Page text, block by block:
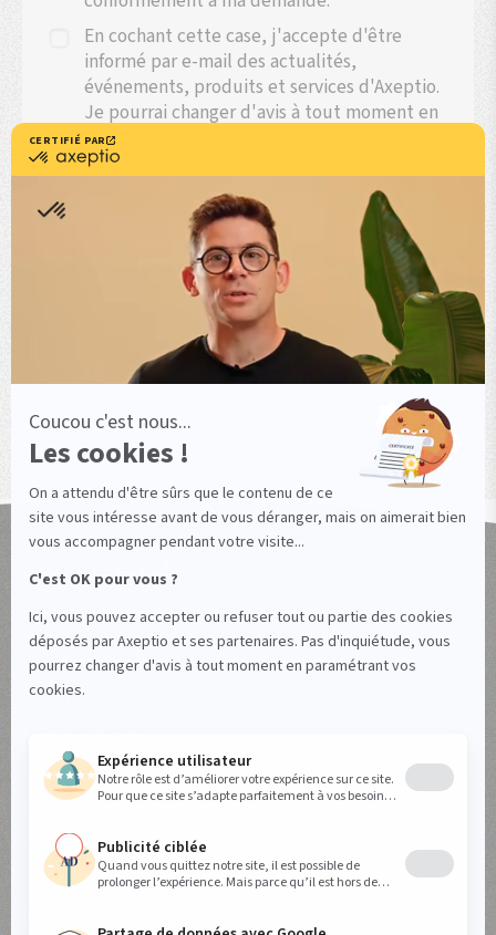
En cochant cette case, j'accepte d'être
informé par e-mail des actualités,
événements, produits et services d'Axeptio.
Je pourrai changer d'avis à tout moment en
cliquant sur un lien d'opposition proposé
par Axeptio.
Nous utilisons ces données pour vous fournir les
informations que vous demandez, gérer notre relation
commerciale, et le cas échéant pour vous adresser des
communications commerciales. En savoir plus sur les
données traitées et sur vos droits dans notre
politique
de confidentialité
Télécharger
L'expérience de consentement positive
Conditions générales d'Utilisation
Politique de confidentialité
Accord de sous-traitance de données